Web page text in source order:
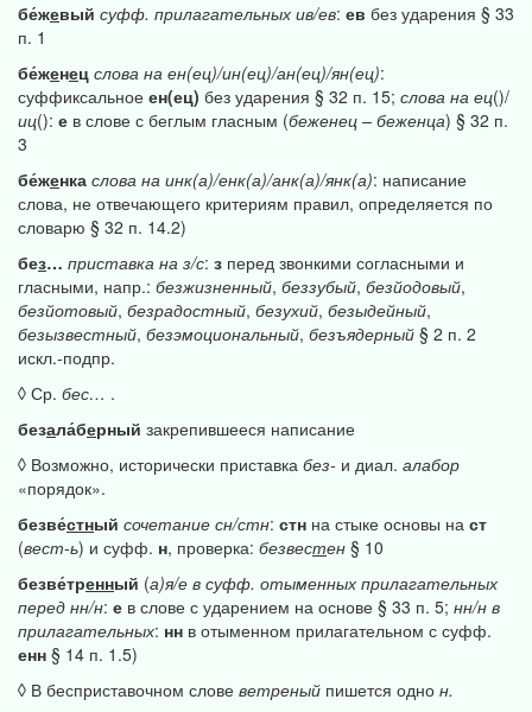
бе́жевый суфф. прилагательных ив/ев: ев без ударения § 33
п. 1
бе́женец слова на ен(ец)/ин(ец)/ан(ец)/ян(ец):
суффиксальное ен(ец) без ударения § 32 п. 15; слова на ец()/
иц(): е в слове с беглым гласным (беженец – беженца) § 32 п.
3
бе́женка слова на инк(а)/енк(а)/анк(а)/янк(а): написание
слова, не отвечающего критериям правил, определяется по
словарю § 32 п. 14.2)
без… приставка на з/с: з перед звонкими согласными и
гласными, напр.: безжизненный, беззубый, безйодовый,
безйотовый, безрадостный, безухий, безыдейный,
безызвестный, безэмоциональный, безъядерный § 2 п. 2
искл.-подпр.
◊ Ср. бес… .
безала́берный закрепившееся написание
◊ Возможно, исторически приставка без- и диал. алабор
«порядок».
безве́стный сочетание сн/стн: стн на стыке основы на ст
(вест-ь) и суфф. н, проверка: безвестен § 10
безве́тренный (а)я/е в суфф. отыменных прилагательных
перед нн/н: е в слове с ударением на основе § 33 п. 5; нн/н в
прилагательных: нн в отыменном прилагательном с суфф.
енн § 14 п. 1.5)
◊ В бесприставочном слове ветреный пишется одно н.